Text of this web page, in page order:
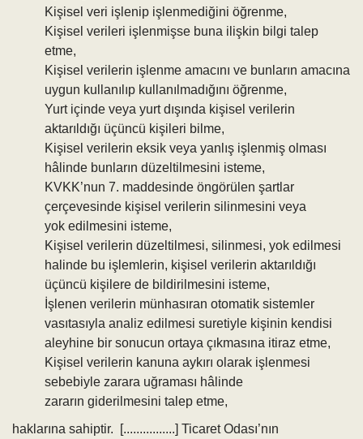
Kişisel veri işlenip işlenmediğini öğrenme,
Kişisel verileri işlenmişse buna ilişkin bilgi talep
etme,
Kişisel verilerin işlenme amacını ve bunların amacına
uygun kullanılıp kullanılmadığını öğrenme,
Yurt içinde veya yurt dışında kişisel verilerin
aktarıldığı üçüncü kişileri bilme,
Kişisel verilerin eksik veya yanlış işlenmiş olması
hâlinde bunların düzeltilmesini isteme,
KVKK’nun 7. maddesinde öngörülen şartlar
çerçevesinde kişisel verilerin silinmesini veya
yok edilmesini isteme,
Kişisel verilerin düzeltilmesi, silinmesi, yok edilmesi
halinde bu işlemlerin, kişisel verilerin aktarıldığı
üçüncü kişilere de bildirilmesini isteme,
İşlenen verilerin münhasıran otomatik sistemler
vasıtasıyla analiz edilmesi suretiyle kişinin kendisi
aleyhine bir sonucun ortaya çıkmasına itiraz etme,
Kişisel verilerin kanuna aykırı olarak işlenmesi
sebebiyle zarara uğraması hâlinde
zararın giderilmesini talep etme,
haklarına sahiptir. [................] Ticaret Odası’nın